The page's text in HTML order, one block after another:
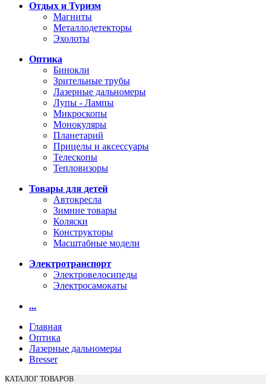
Отдых и Туризм
Магниты
Металлодетекторы
Эхолоты
Оптика
Бинокли
Зрительные трубы
Лазерные дальномеры
Лупы - Лампы
Микроскопы
Монокуляры
Планетарий
Прицелы и аксессуары
Телескопы
Тепловизоры
Товары для детей
Автокресла
Зимние товары
Коляски
Конструкторы
Масштабные модели
Электротранспорт
Электровелосипеды
Электросамокаты
...
Главная
Оптика
Лазерные дальномеры
Bresser
КАТАЛОГ ТОВАРОВ